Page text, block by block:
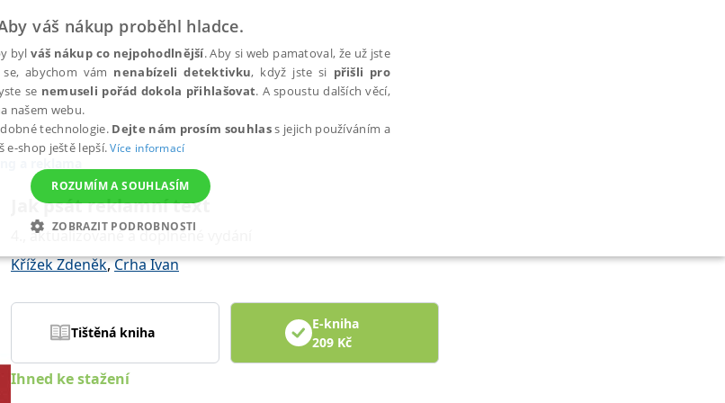
Jak psát reklamní text
4., aktualizované a doplněné vydání
Křížek Zdeněk,Crha Ivan
Tištěná kniha
E-kniha
209 Kč
Ihned ke stažení
váš nákup proběhl hladce.
bylváš nákup co nejpohodlnější. Aby si web pamatoval, že už jste
abychom vám nenabízeli detektivku, když jste si přišli pro
se nemuseli pořád dokola přihlašovat. A spoustu dalších věcí,
našem webu.
technologie. Dejte nám prosím souhlass jejich používáním a
e-shop ještě lepší.Více informací
ROZUMÍM A SOUHLASÍM
ZOBRAZIT PODROBNOSTI
MARKETINGOVÉ FUNKČNÍ NEZAŘAZENÉ SOUBORY
Marketingové Nezařazené soubory
přihlášení uživatele a správa účtu. Webové stránky nelze bez nezbytně nutných souborů cookie správně používat.